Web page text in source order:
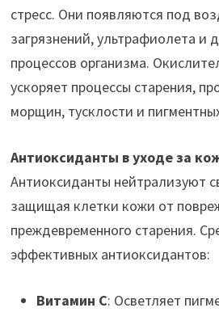
стресс. Они появляются под
загрязнений, ультрафиолета и
процессов организма.
ускоряет процессы старения,
морщин, тусклости и
Антиоксиданты в уходе за
Антиоксиданты нейтрализуют
защищая клетки кожи от
преждевременного старения.
эффективных антиоксидантов:
Витамин C: Осветляет